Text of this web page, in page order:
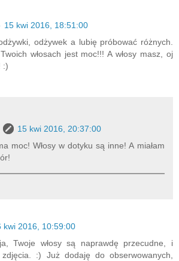
15 kwi 2016, 18:51:00
odżywek a lubię próbować różnych.
włosach jest moc!!! A włosy masz, oj
:)
15 kwi 2016, 20:37:00
moc! Włosy w dotyku są inne! A miałam
kwi 2016, 10:59:00
Twoje włosy są naprawdę przecudne, i
zdjęcia. :) Już dodaję do obserwowanych,